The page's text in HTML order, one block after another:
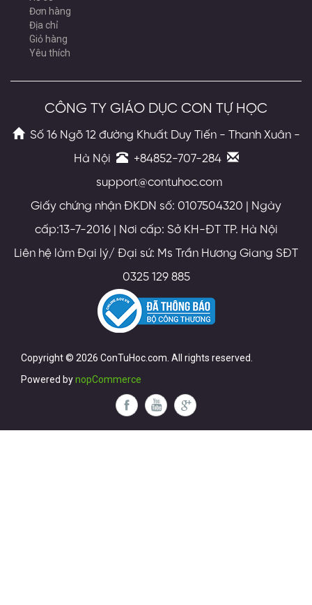
Đơn hàng
Địa chỉ
Giỏ hàng
Yêu thích
CÔNG TY GIÁO DỤC CON TỰ HỌC
Số 16 Ngõ 12 đường Khuất Duy Tiến - Thanh Xuân -
Hà Nội
+84852-707-284
support@contuhoc.com
Giấy chứng nhận ĐKDN số: 0107504320 | Ngày
cấp:13-7-2016 | Nơi cấp: Sở KH-ĐT TP. Hà Nội
Liên hệ làm Đại lý/ Đại sứ: Ms Trần Hương Giang SĐT
0325 129 885
Copyright © 2026 ConTuHoc.com. All rights reserved.
Powered bynopCommerce